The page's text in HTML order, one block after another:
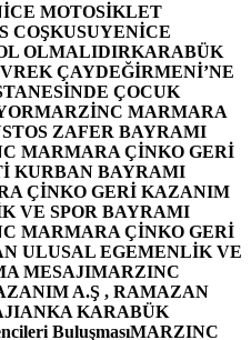
MOTOSİKLET
COŞKUSUYENİCE
OLMALIDIRKARABÜK
ÇAYDEĞİRMENİ’NE
ÇOCUK
MARZİNC MARMARA
ZAFER BAYRAMI
MARMARA ÇİNKO GERİ
KURBAN BAYRAMI
ÇİNKO GERİ KAZANIM
VE SPOR BAYRAMI
MARMARA ÇİNKO GERİ
ULUSAL EGEMENLİK VE
MESAJIMARZINC
A.Ş , RAMAZAN
ANKA KARABÜK
BuluşmasıMARZINC